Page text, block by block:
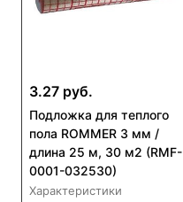
3.27 руб.
Подложка для теплого
пола ROMMER 3 мм /
длина 25 м, 30 м2 (RMF-
0001-032530)
Характеристики